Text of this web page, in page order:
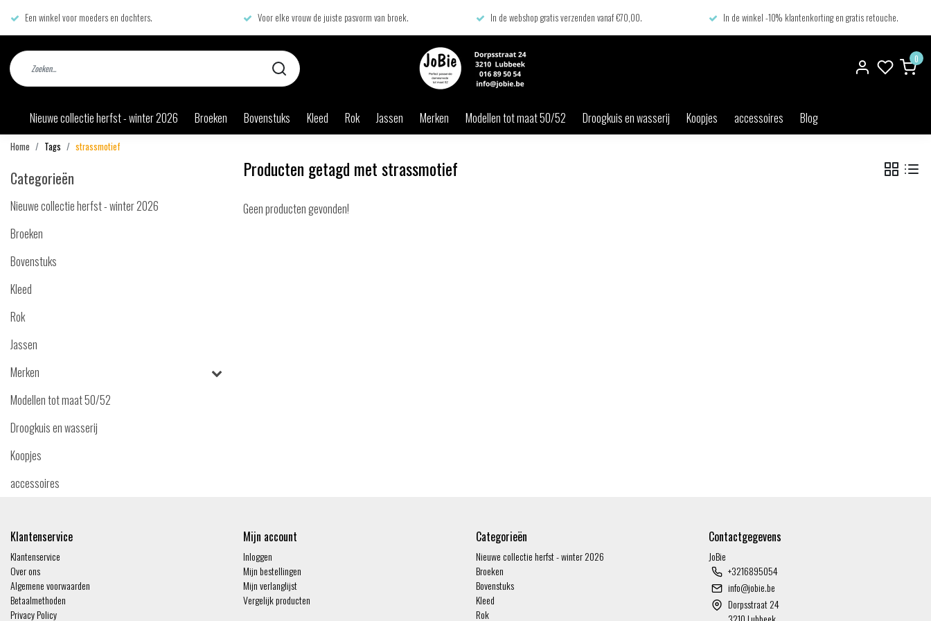
Een winkel voor moeders en dochters. Voor elke vrouw de juiste pasvorm van broek. In de webshop gratis verzenden vanaf €70,00. In de winkel -10% klantenkorting en gratis retouche.
0
Nieuwe collectie herfst - winter 2026 Broeken Bovenstuks Kleed Rok Jassen Merken Modellen tot maat 50/52 Droogkuis en wasserij Koopjes accessoires Blog
Home Tags strassmotief
Categorieën
Nieuwe collectie herfst - winter 2026
Broeken
Bovenstuks
Kleed
Rok
Jassen
Merken
Modellen tot maat 50/52
Droogkuis en wasserij
Koopjes
accessoires
Producten getagd met strassmotief
Geen producten gevonden!
Klantenservice
Klantenservice
Over ons
Algemene voorwaarden
Betaalmethoden
Privacy Policy
Mijn account
Inloggen
Mijn bestellingen
Mijn verlanglijst
Vergelijk producten
Categorieën
Nieuwe collectie herfst - winter 2026
Broeken
Bovenstuks
Kleed
Rok
Contactgegevens
JoBie
+3216895054
info@jobie.be
Dorpsstraat 24